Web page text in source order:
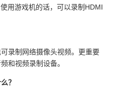
用游戏机的话，可以录制HDMI
录制网络摄像头视频。更重要
和视频录制设备。
？